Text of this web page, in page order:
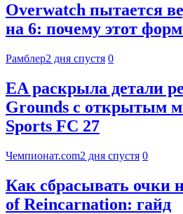
Overwatch пытается
на 6: почему этот
Рамблер2 дня спустя 0
EA раскрыла детали
Grounds с открытым
Sports FC 27
Чемпионат.com2 дня спустя 0
Как сбрасывать очки
of Reincarnation: гайд